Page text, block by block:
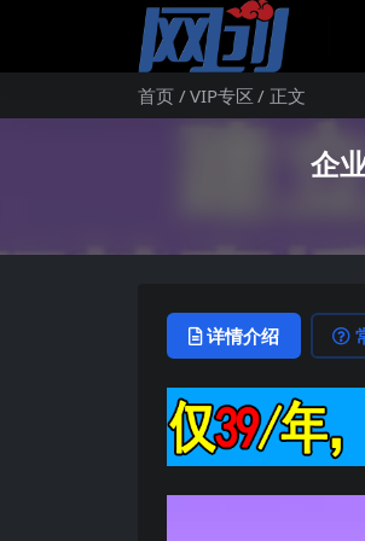
首页 VIP专区 正文
企
详情介绍